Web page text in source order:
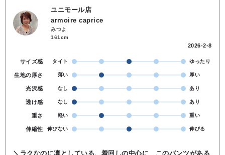
ユニモール店
armoire caprice
みつよ
161cm
2026-2-8
サイズ感 タイト ゆったり
生地の厚さ 薄い 厚い
光沢感 なし あり
透け感 なし あり
重さ 軽い 重い
伸縮性 伸びない 伸びる
＼ラクなのに凛としている、着回しの中心に このパンツがある